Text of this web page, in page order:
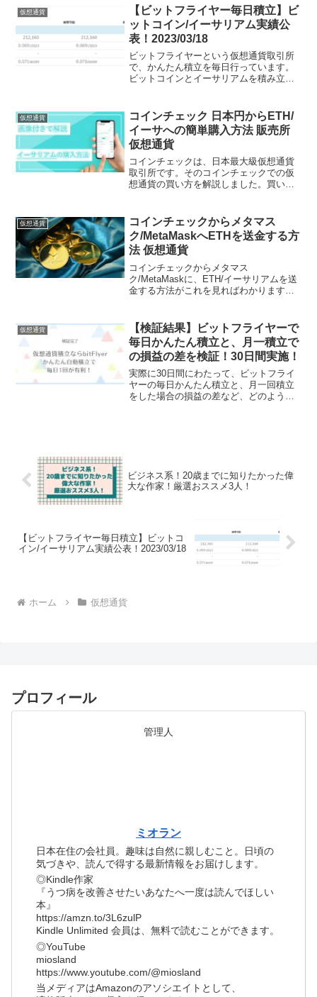
ブラウザに拡張機能として追加したり、
スマート...
仮想通貨
【ビットフライヤー毎日積立】ビ
ットコイン/イーサリアム実績公
表！2023/03/18
ビットフライヤーという仮想通貨取引所
で、かんたん積立を毎日行っています。
ビットコインとイーサリアムを積み立て
ろですが、損失を出している時も、正直
に公表しています。★積立...
仮想通貨
コインチェック 日本円からETH/
イーサへの簡単購入方法 販売所
仮想通貨
コインチェックは、日本最大級仮想通貨
取引所です。そのコインチェックでの仮
想通貨の買い方を解説しました。買い方
ています。これをみるだけで簡単に購入
する方法がわかります。
仮想通貨
コインチェックからメタマス
ク/MetaMaskへETHを送金する方
法 仮想通貨
コインチェックからメタマス
ク/MetaMaskに、ETH/イーサリアムを送
金する方法がこれを見ればわかります。
れれば簡単に送金できるようになりま
す。最大の注意点は、送金先のメタマス
クアドレスを間違えないことです。
仮想通貨
【検証結果】ビットフライヤーで
毎日かんたん積立と、月一積立で
の損益の差を検証！30日間実施！
実際に30日間にわたって、ビットフライ
ヤーの毎日かんたん積立と、月一回積立
をした場合の損益の差など、どのように
ビジネス系！20歳までに知りたかった偉
大な作家！厳選おススメ3人！
【ビットフライヤー毎日積立】ビットコ
イン/イーサリアム実績公表！2023/03/18
ホーム 仮想通貨
プロフィール
管理人
ミオラン
日本在住の会社員。趣味は自然に親しむこと。日頃の
気づきや、読んで得する最新情報をお届けします。
◎Kindle作家
『うつ病を改善させたいあなたへ一度は読んでほしい
本』
https://amzn.to/3L6zulP
Kindle Unlimited 会員は、無料で読むことができます。
◎YouTube
miosland
https://www.youtube.com/@miosland
当メディアはAmazonのアソシエイトとして、